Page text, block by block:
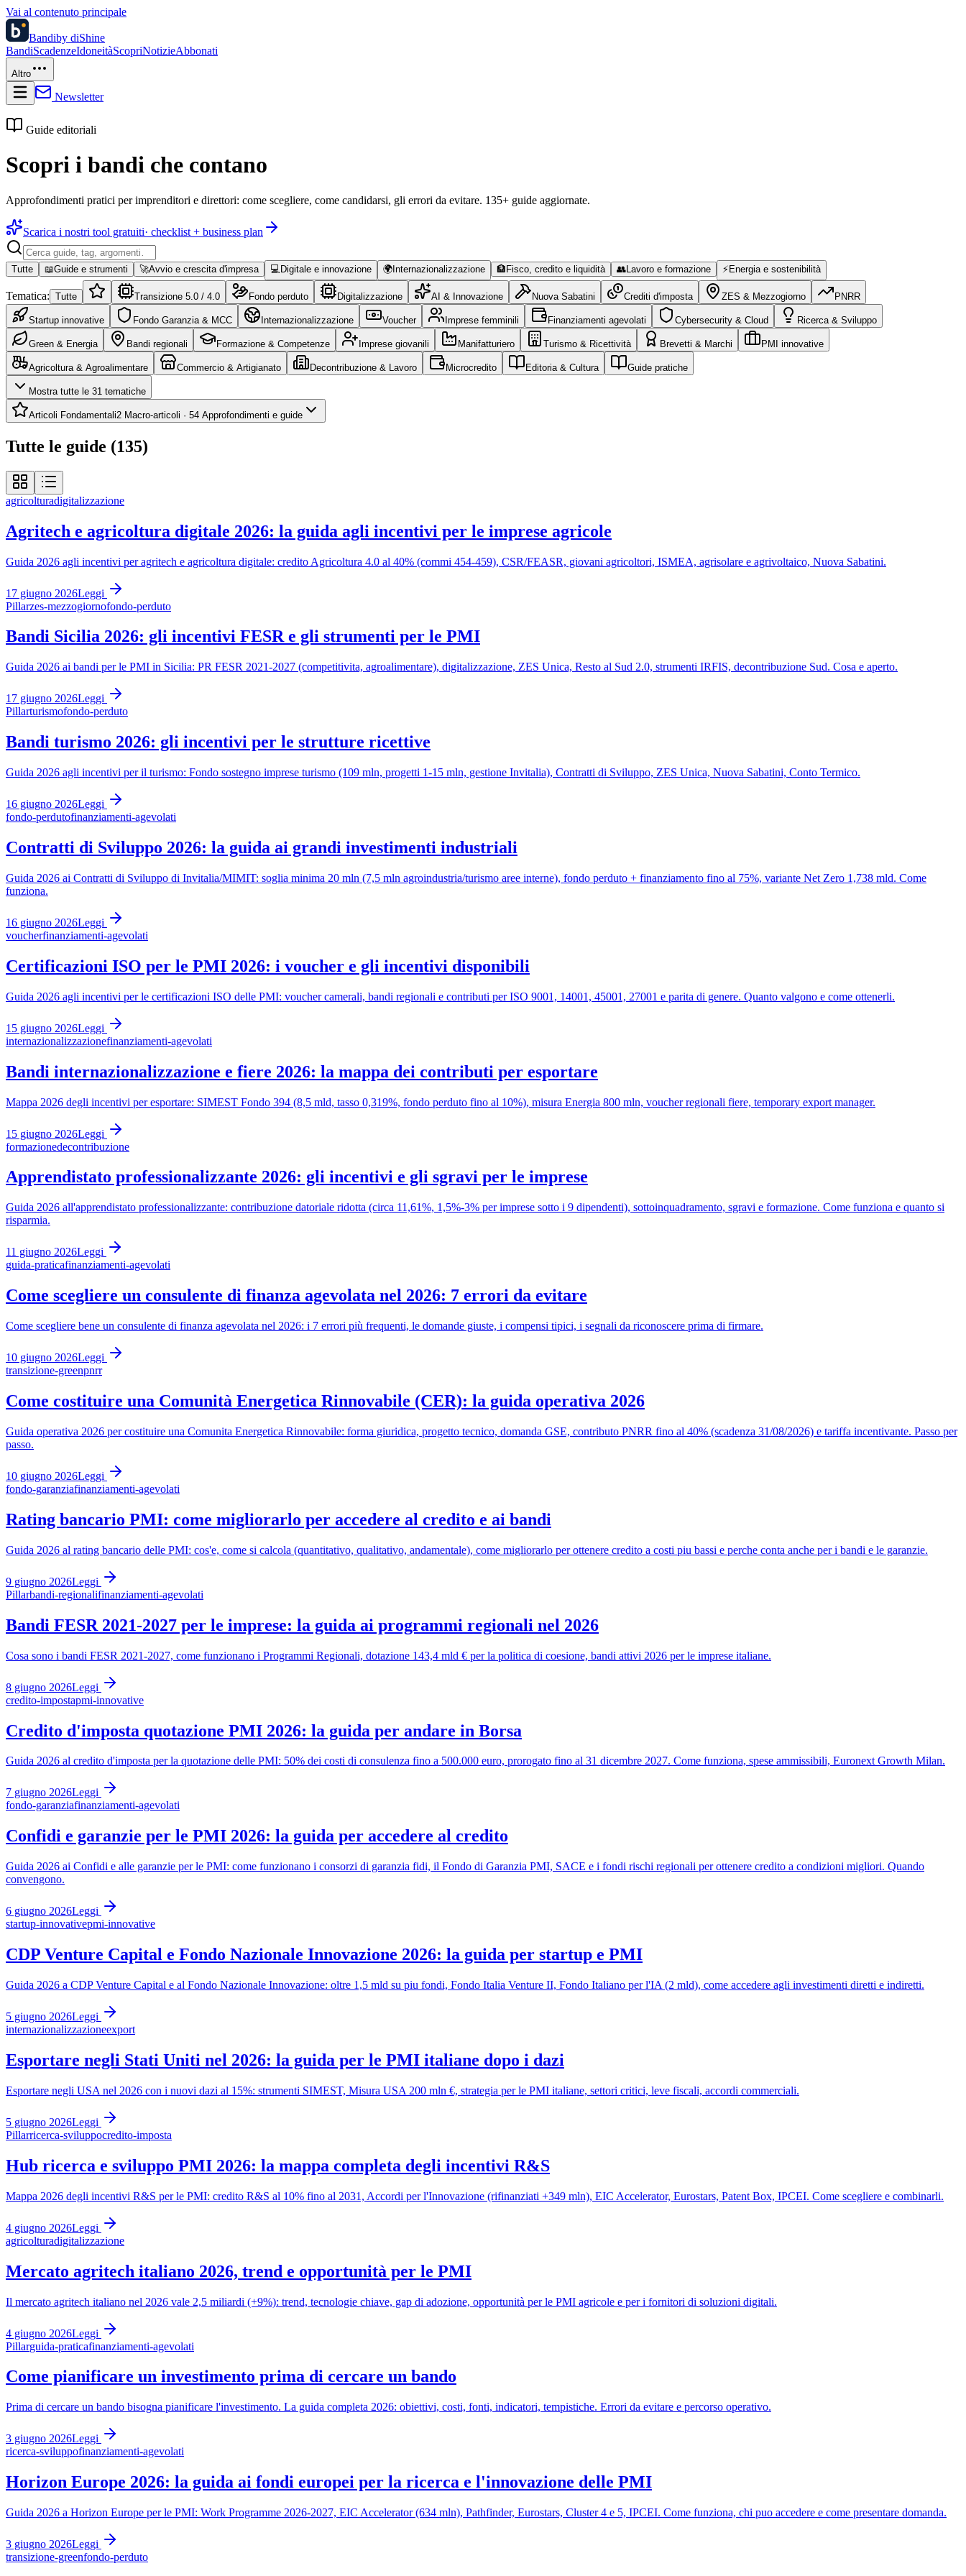
Vai al contenuto principale
Bandiby diShine
BandiScadenzeIdoneitàScopriNotizieAbbonati
Altro
Newsletter
Guide editoriali
Scopri i bandi che contano
Approfondimenti pratici per imprenditori e direttori: come scegliere, come candidarsi, gli errori da evitare. 135+ guide aggiornate.
Scarica i nostri tool gratuiti· checklist + business plan
Tutte 📖Guide e strumenti 🚀Avvio e crescita d'impresa 💻 Digitale e innovazione 🌍 Internazionalizzazione 🏦 Fisco, credito e liquidità 👥 Lavoro e formazione ⚡ Energia e sostenibilità
Tematica: Tutte Transizione 5.0 / 4.0 Fondo perduto Digitalizzazione AI & Innovazione Nuova Sabatini Crediti d'imposta ZES & Mezzogiorno PNRR
Startup innovative Fondo Garanzia & MCC Internazionalizzazione Voucher Imprese femminili Finanziamenti agevolati Cybersecurity & Cloud Ricerca & Sviluppo
Green & Energia Bandi regionali Formazione & Competenze Imprese giovanili Manifatturiero Turismo & Ricettività Brevetti & Marchi PMI innovative
Agricoltura & Agroalimentare Commercio & Artigianato Decontribuzione & Lavoro Microcredito Editoria & Cultura Guide pratiche
Mostra tutte le 31 tematiche
Articoli Fondamentali2 Macro-articoli · 54 Approfondimenti e guide
Tutte le guide (135)
agricolturadigitalizzazione
Agritech e agricoltura digitale 2026: la guida agli incentivi per le imprese agricole
Guida 2026 agli incentivi per agritech e agricoltura digitale: credito Agricoltura 4.0 al 40% (commi 454-459), CSR/FEASR, giovani agricoltori, ISMEA, agrisolare e agrivoltaico, Nuova Sabatini.
17 giugno 2026Leggi
Pillarzes-mezzogiornofondo-perduto
Bandi Sicilia 2026: gli incentivi FESR e gli strumenti per le PMI
Guida 2026 ai bandi per le PMI in Sicilia: PR FESR 2021-2027 (competitivita, agroalimentare), digitalizzazione, ZES Unica, Resto al Sud 2.0, strumenti IRFIS, decontribuzione Sud. Cosa e aperto.
17 giugno 2026Leggi
Pillarturismofondo-perduto
Bandi turismo 2026: gli incentivi per le strutture ricettive
Guida 2026 agli incentivi per il turismo: Fondo sostegno imprese turismo (109 mln, progetti 1-15 mln, gestione Invitalia), Contratti di Sviluppo, ZES Unica, Nuova Sabatini, Conto Termico.
16 giugno 2026Leggi
fondo-perdutofinanziamenti-agevolati
Contratti di Sviluppo 2026: la guida ai grandi investimenti industriali
Guida 2026 ai Contratti di Sviluppo di Invitalia/MIMIT: soglia minima 20 mln (7,5 mln agroindustria/turismo aree interne), fondo perduto + finanziamento fino al 75%, variante Net Zero 1,738 mld. Come
funziona.
16 giugno 2026Leggi
voucherfinanziamenti-agevolati
Certificazioni ISO per le PMI 2026: i voucher e gli incentivi disponibili
Guida 2026 agli incentivi per le certificazioni ISO delle PMI: voucher camerali, bandi regionali e contributi per ISO 9001, 14001, 45001, 27001 e parita di genere. Quanto valgono e come ottenerli.
15 giugno 2026Leggi
internazionalizzazionefinanziamenti-agevolati
Bandi internazionalizzazione e fiere 2026: la mappa dei contributi per esportare
Mappa 2026 degli incentivi per esportare: SIMEST Fondo 394 (8,5 mld, tasso 0,319%, fondo perduto fino al 10%), misura Energia 800 mln, voucher regionali fiere, temporary export manager.
15 giugno 2026Leggi
formazionedecontribuzione
Apprendistato professionalizzante 2026: gli incentivi e gli sgravi per le imprese
Guida 2026 all'apprendistato professionalizzante: contribuzione datoriale ridotta (circa 11,61%, 1,5%-3% per imprese sotto i 9 dipendenti), sottoinquadramento, sgravi e formazione. Come funziona e quanto si
risparmia.
11 giugno 2026Leggi
guida-praticafinanziamenti-agevolati
Come scegliere un consulente di finanza agevolata nel 2026: 7 errori da evitare
Come scegliere bene un consulente di finanza agevolata nel 2026: i 7 errori più frequenti, le domande giuste, i compensi tipici, i segnali da riconoscere prima di firmare.
10 giugno 2026Leggi
transizione-greenpnrr
Come costituire una Comunità Energetica Rinnovabile (CER): la guida operativa 2026
Guida operativa 2026 per costituire una Comunita Energetica Rinnovabile: forma giuridica, progetto tecnico, domanda GSE, contributo PNRR fino al 40% (scadenza 31/08/2026) e tariffa incentivante. Passo per
passo.
10 giugno 2026Leggi
fondo-garanziafinanziamenti-agevolati
Rating bancario PMI: come migliorarlo per accedere al credito e ai bandi
Guida 2026 al rating bancario delle PMI: cos'e, come si calcola (quantitativo, qualitativo, andamentale), come migliorarlo per ottenere credito a costi piu bassi e perche conta anche per i bandi e le garanzie.
9 giugno 2026Leggi
Pillarbandi-regionalifinanziamenti-agevolati
Bandi FESR 2021-2027 per le imprese: la guida ai programmi regionali nel 2026
Cosa sono i bandi FESR 2021-2027, come funzionano i Programmi Regionali, dotazione 143,4 mld € per la politica di coesione, bandi attivi 2026 per le imprese italiane.
8 giugno 2026Leggi
credito-impostapmi-innovative
Credito d'imposta quotazione PMI 2026: la guida per andare in Borsa
Guida 2026 al credito d'imposta per la quotazione delle PMI: 50% dei costi di consulenza fino a 500.000 euro, prorogato fino al 31 dicembre 2027. Come funziona, spese ammissibili, Euronext Growth Milan.
7 giugno 2026Leggi
fondo-garanziafinanziamenti-agevolati
Confidi e garanzie per le PMI 2026: la guida per accedere al credito
Guida 2026 ai Confidi e alle garanzie per le PMI: come funzionano i consorzi di garanzia fidi, il Fondo di Garanzia PMI, SACE e i fondi rischi regionali per ottenere credito a condizioni migliori. Quando
convengono.
6 giugno 2026Leggi
startup-innovativepmi-innovative
CDP Venture Capital e Fondo Nazionale Innovazione 2026: la guida per startup e PMI
Guida 2026 a CDP Venture Capital e al Fondo Nazionale Innovazione: oltre 1,5 mld su piu fondi, Fondo Italia Venture II, Fondo Italiano per l'IA (2 mld), come accedere agli investimenti diretti e indiretti.
5 giugno 2026Leggi
internazionalizzazioneexport
Esportare negli Stati Uniti nel 2026: la guida per le PMI italiane dopo i dazi
Esportare negli USA nel 2026 con i nuovi dazi al 15%: strumenti SIMEST, Misura USA 200 mln €, strategia per le PMI italiane, settori critici, leve fiscali, accordi commerciali.
5 giugno 2026Leggi
Pillarricerca-sviluppocredito-imposta
Hub ricerca e sviluppo PMI 2026: la mappa completa degli incentivi R&S
Mappa 2026 degli incentivi R&S per le PMI: credito R&S al 10% fino al 2031, Accordi per l'Innovazione (rifinanziati +349 mln), EIC Accelerator, Eurostars, Patent Box, IPCEI. Come scegliere e combinarli.
4 giugno 2026Leggi
agricolturadigitalizzazione
Mercato agritech italiano 2026, trend e opportunità per le PMI
Il mercato agritech italiano nel 2026 vale 2,5 miliardi (+9%): trend, tecnologie chiave, gap di adozione, opportunità per le PMI agricole e per i fornitori di soluzioni digitali.
4 giugno 2026Leggi
Pillarguida-praticafinanziamenti-agevolati
Come pianificare un investimento prima di cercare un bando
Prima di cercare un bando bisogna pianificare l'investimento. La guida completa 2026: obiettivi, costi, fonti, indicatori, tempistiche. Errori da evitare e percorso operativo.
3 giugno 2026Leggi
ricerca-sviluppofinanziamenti-agevolati
Horizon Europe 2026: la guida ai fondi europei per la ricerca e l'innovazione delle PMI
Guida 2026 a Horizon Europe per le PMI: Work Programme 2026-2027, EIC Accelerator (634 mln), Pathfinder, Eurostars, Cluster 4 e 5, IPCEI. Come funziona, chi puo accedere e come presentare domanda.
3 giugno 2026Leggi
transizione-greenfondo-perduto